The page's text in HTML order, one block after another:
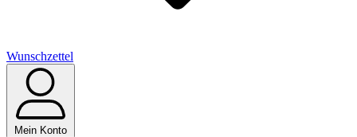
Wunschzettel
Mein Konto